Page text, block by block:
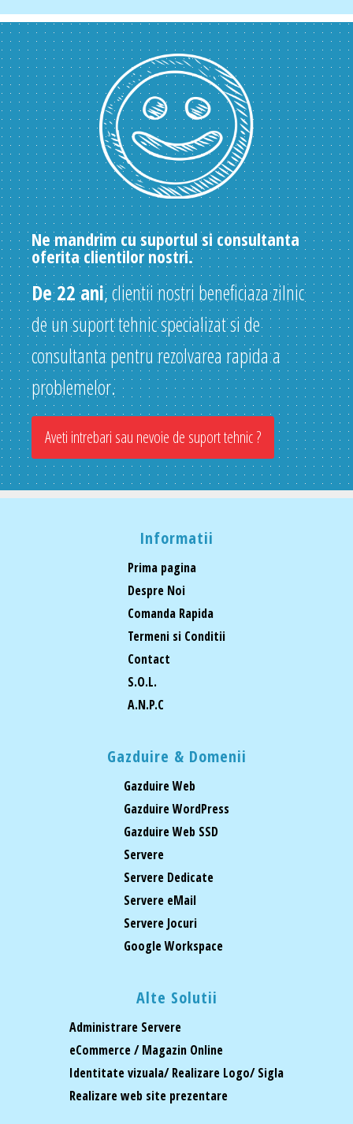
Ne mandrim cu suportul si consultanta
oferita clientilor nostri.
De 22 ani, clientii nostri beneficiaza zilnic
de un suport tehnic specializat si de
consultanta pentru rezolvarea rapida a
problemelor.
Aveti intrebari sau nevoie de suport tehnic ?
Informatii
Prima pagina
Despre Noi
Comanda Rapida
Termeni si Conditii
Contact
S.O.L.
A.N.P.C
Gazduire & Domenii
Gazduire Web
Gazduire WordPress
Gazduire Web SSD
Servere
Servere Dedicate
Servere eMail
Servere Jocuri
Google Workspace
Alte Solutii
Administrare Servere
eCommerce / Magazin Online
Identitate vizuala/ Realizare Logo/ Sigla
Realizare web site prezentare